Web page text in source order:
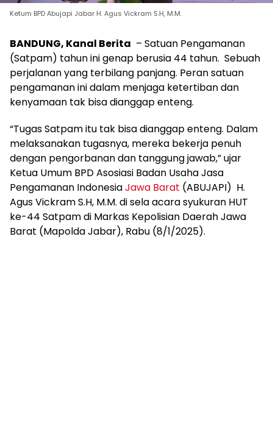
Ketum BPD Abujapi Jabar H. Agus Vickram S.H, M.M.
BANDUNG, Kanal Berita – Satuan Pengamanan
(Satpam) tahun ini genap berusia 44 tahun. Sebuah
perjalanan yang terbilang panjang. Peran satuan
pengamanan ini dalam menjaga ketertiban dan
kenyamaan tak bisa dianggap enteng.
“Tugas Satpam itu tak bisa dianggap enteng. Dalam
melaksanakan tugasnya, mereka bekerja penuh
dengan pengorbanan dan tanggung jawab,” ujar
Ketua Umum BPD Asosiasi Badan Usaha Jasa
Pengamanan IndonesiaJawa Barat (ABUJAPI) H.
Agus Vickram S.H, M.M. di sela acara syukuran HUT
ke-44 Satpam di Markas Kepolisian Daerah Jawa
Barat (Mapolda Jabar), Rabu (8/1/2025).